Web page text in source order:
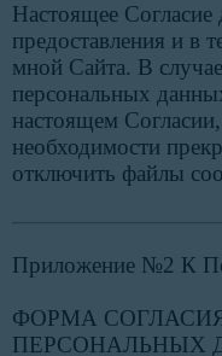
Настоящее Согласие
предоставления и в
мной Сайта. В
персональных
настоящем
необходимости
отключить файлы
Приложение №2 К
ФОРМА
ПЕРСОНАЛЬНЫХ